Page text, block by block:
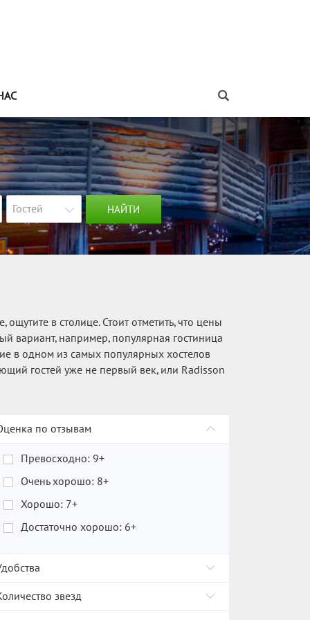
Гостей НАЙТИ
в столице. Стоит отметить, что цены
вариант, например, популярная гостиница
в одном из самых популярных хостелов
гостей уже не первый век, или Radisson
по отзывам
Превосходно: 9+
Очень хорошо: 8+
Хорошо: 7+
Достаточно хорошо: 6+
звезд